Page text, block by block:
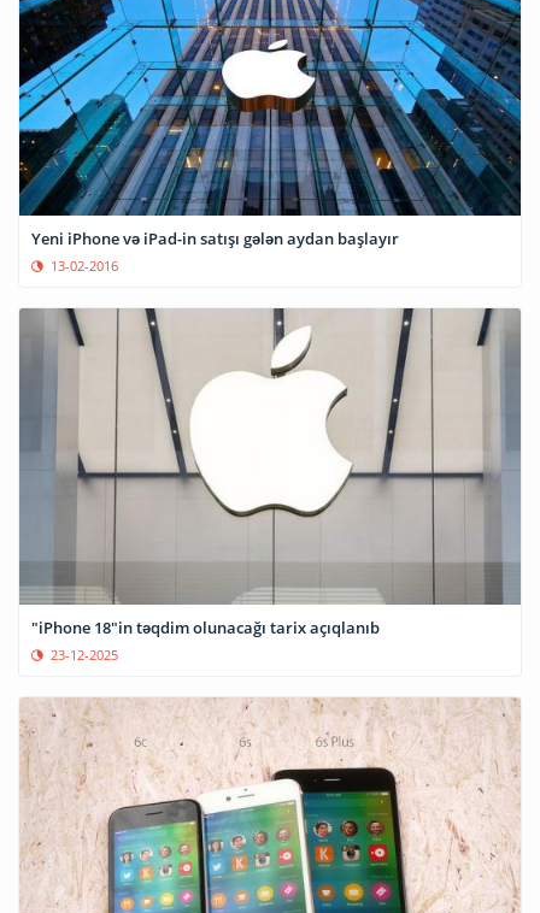
Yeni iPhone və iPad-in satışı gələn aydan başlayır
13-02-2016
"iPhone 18"in təqdim olunacağı tarix açıqlanıb
23-12-2025